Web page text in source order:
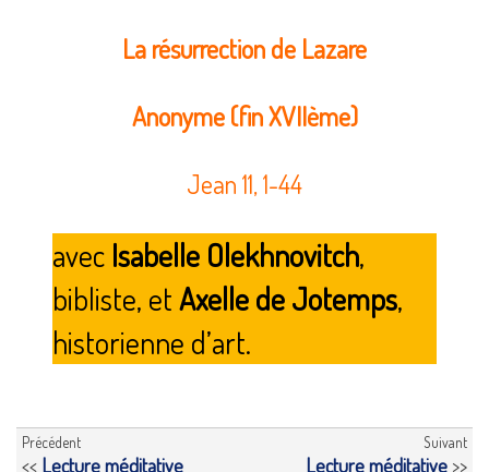
La résurrection de Lazare
Anonyme (fin XVIIème)
Jean 11, 1-44
avec Isabelle Olekhnovitch,
bibliste, etAxelle de Jotemps,
historienne d’art.
Précédent
<< Lecture méditative
Suivant
Lecture méditative >>